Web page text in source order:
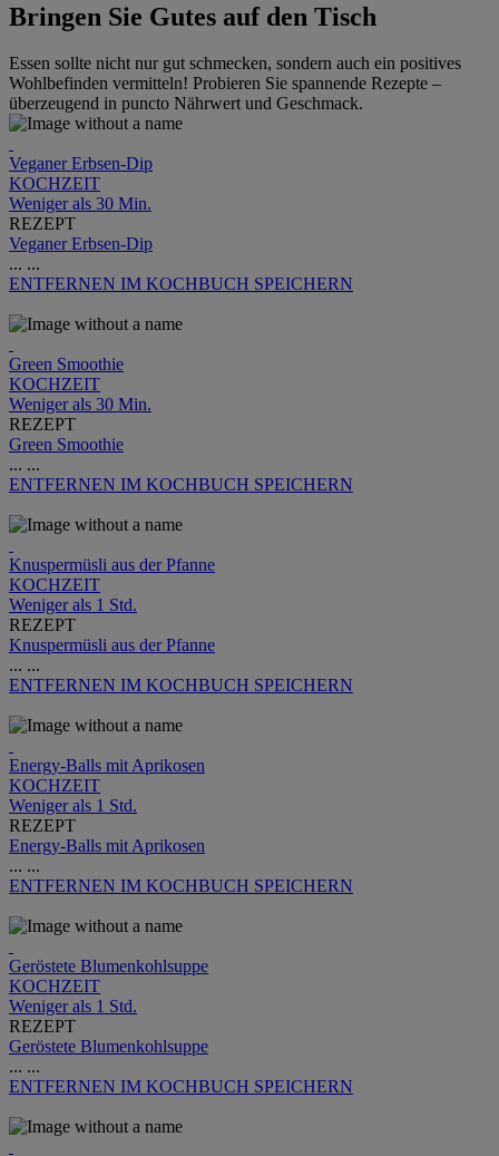
Bringen Sie Gutes auf den Tisch
Essen sollte nicht nur gut schmecken, sondern auch ein positives
Wohlbefinden vermitteln! Probieren Sie spannende Rezepte –
überzeugend in puncto Nährwert und Geschmack.
Veganer Erbsen-Dip
KOCHZEIT
Weniger als 30 Min.
REZEPT
Veganer Erbsen-Dip
... ...
ENTFERNEN IM KOCHBUCH SPEICHERN
Green Smoothie
KOCHZEIT
Weniger als 30 Min.
REZEPT
Green Smoothie
... ...
ENTFERNEN IM KOCHBUCH SPEICHERN
Knuspermüsli aus der Pfanne
KOCHZEIT
Weniger als 1 Std.
REZEPT
Knuspermüsli aus der Pfanne
... ...
ENTFERNEN IM KOCHBUCH SPEICHERN
Energy-Balls mit Aprikosen
KOCHZEIT
Weniger als 1 Std.
REZEPT
Energy-Balls mit Aprikosen
... ...
ENTFERNEN IM KOCHBUCH SPEICHERN
Geröstete Blumenkohlsuppe
KOCHZEIT
Weniger als 1 Std.
REZEPT
Geröstete Blumenkohlsuppe
... ...
ENTFERNEN IM KOCHBUCH SPEICHERN